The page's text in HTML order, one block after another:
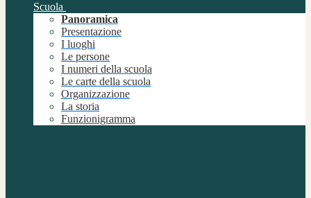
Scuola
Panoramica
Presentazione
I luoghi
Le persone
I numeri della scuola
Le carte della scuola
Organizzazione
La storia
Funzionigramma